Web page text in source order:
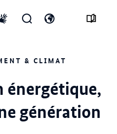
de
langue
& CLIMAT
énergétique,
génération